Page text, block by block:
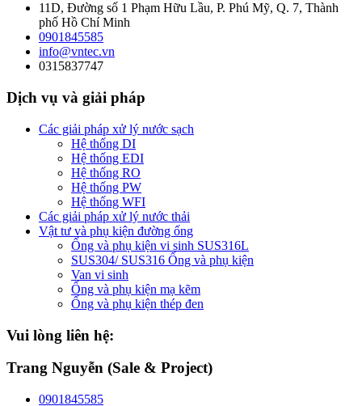
11D, Đường số 1 Phạm Hữu Lầu, P. Phú Mỹ, Q. 7, Thành
phố Hồ Chí Minh
0901845585
info@vntec.vn
0315837747
Dịch vụ và giải pháp
Các giải pháp xử lý nước sạch
Hệ thống DI
Hệ thống EDI
Hệ thống RO
Hệ thống PW
Hệ thống WFI
Các giải pháp xử lý nước thải
Vật tư và phụ kiện đường ống
Ống và phụ kiện vi sinh SUS316L
SUS304/ SUS316 Ống và phụ kiện
Van vi sinh
Ống và phụ kiện mạ kẽm
Ống và phụ kiện thép đen
Vui lòng liên hệ:
Trang Nguyễn (Sale & Project)
0901845585